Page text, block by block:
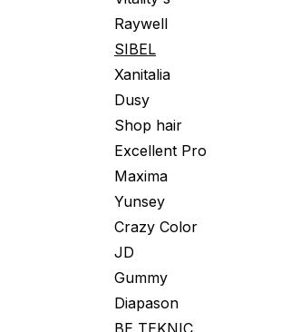
Raywell
SIBEL
Xanitalia
Dusy
Shop hair
Excellent Pro
Maxima
Yunsey
Crazy Color
JD
Gummy
Diapason
BE TEKNIC